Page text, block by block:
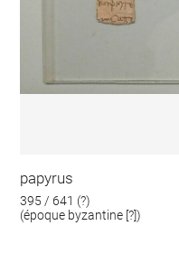
papyrus
395 / 641 (?)
(époque byzantine [?])